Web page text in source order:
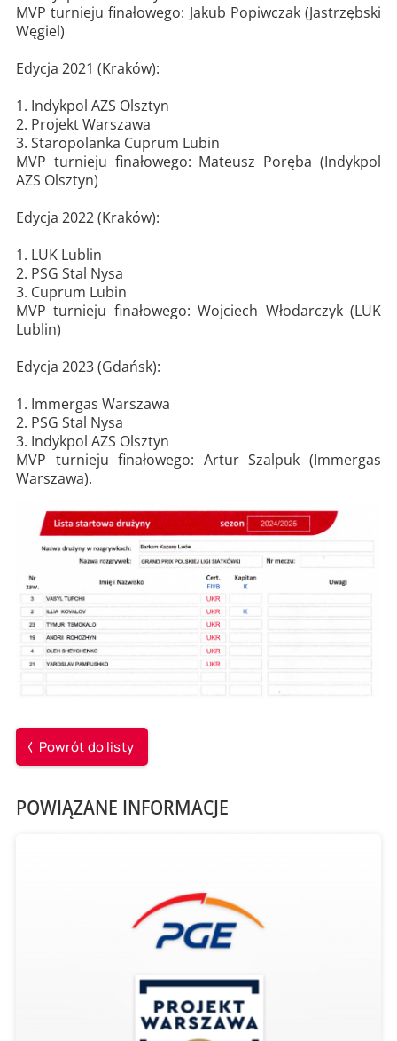
MVP turnieju finałowego: Jakub Popiwczak (Jastrzębski
Węgiel)
Edycja 2021 (Kraków):
1. Indykpol AZS Olsztyn
2. Projekt Warszawa
3. Staropolanka Cuprum Lubin
MVP turnieju finałowego: Mateusz Poręba (Indykpol
AZS Olsztyn)
Edycja 2022 (Kraków):
1. LUK Lublin
2. PSG Stal Nysa
3. Cuprum Lubin
MVP turnieju finałowego: Wojciech Włodarczyk (LUK
Lublin)
Edycja 2023 (Gdańsk):
1. Immergas Warszawa
2. PSG Stal Nysa
3. Indykpol AZS Olsztyn
MVP turnieju finałowego: Artur Szalpuk (Immergas
Warszawa).
Powrót do listy
POWIĄZANE INFORMACJE